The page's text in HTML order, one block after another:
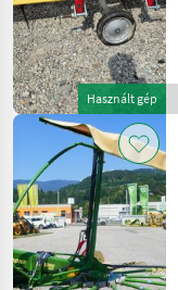
Használt gép